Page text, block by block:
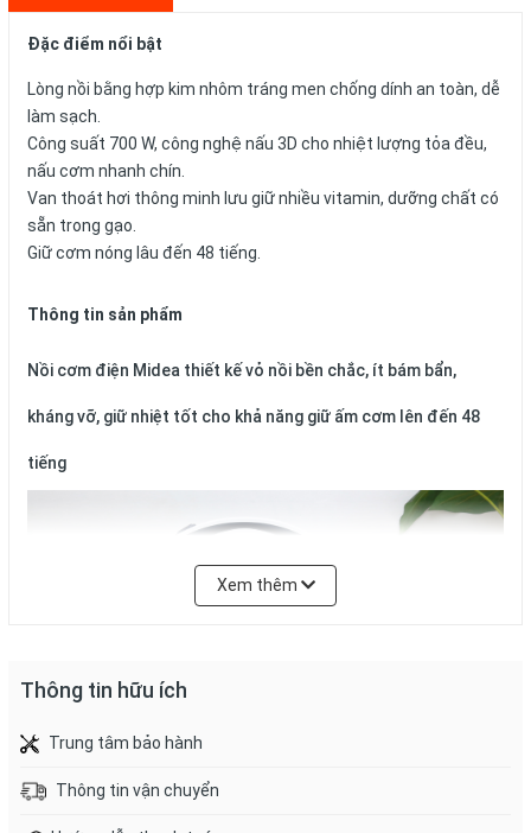
Đặc điểm nổi bật
Lòng nồi bằng hợp kim nhôm tráng men chống dính an toàn, dễ
làm sạch.
Công suất 700 W, công nghệ nấu 3D cho nhiệt lượng tỏa đều,
nấu cơm nhanh chín.
Van thoát hơi thông minh lưu giữ nhiều vitamin, dưỡng chất có
sẵn trong gạo.
Giữ cơm nóng lâu đến 48 tiếng.
Thông tin sản phẩm
Nồi cơm điện Midea thiết kế vỏ nồi bền chắc, ít bám bẩn,
kháng vỡ, giữ nhiệt tốt cho khả năng giữ ấm cơm lên đến 48
tiếng
Xem thêm
Thông tin hữu ích
Trung tâm bảo hành
Thông tin vận chuyển